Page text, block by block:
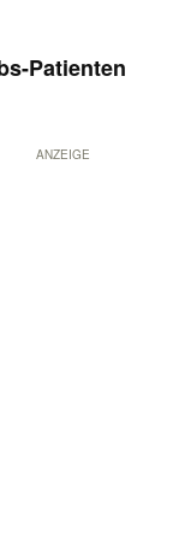
Patienten
ANZEIGE